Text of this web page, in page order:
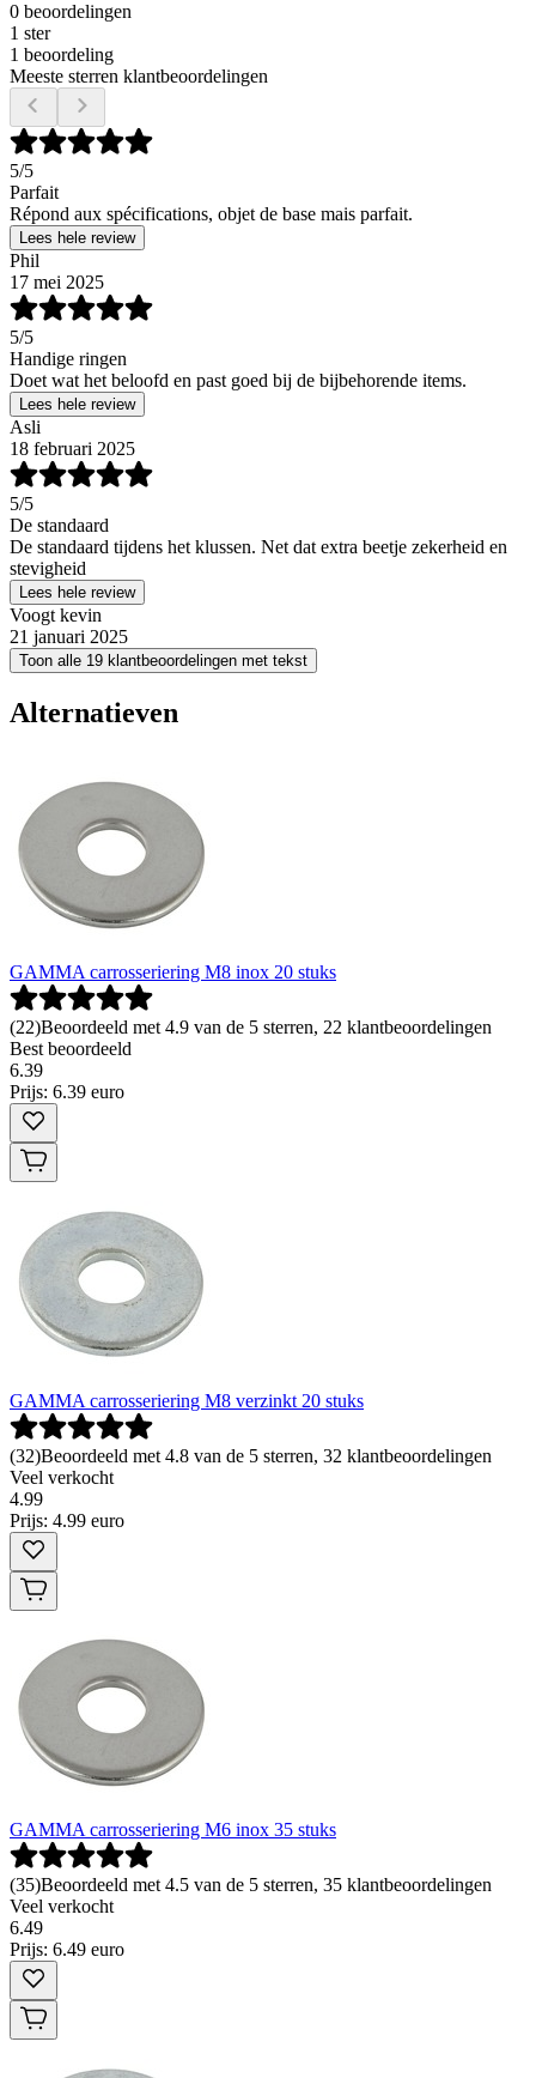
0 beoordelingen
1 ster
1 beoordeling
Meeste sterren klantbeoordelingen
5/5
Parfait
Répond aux spécifications, objet de base mais parfait.
Lees hele review
Phil
17 mei 2025
5/5
Handige ringen
Doet wat het beloofd en past goed bij de bijbehorende items.
Lees hele review
Asli
18 februari 2025
5/5
De standaard
De standaard tijdens het klussen. Net dat extra beetje zekerheid en
stevigheid
Lees hele review
Voogt kevin
21 januari 2025
Toon alle 19 klantbeoordelingen met tekst
Alternatieven
GAMMA carrosseriering M8 inox 20 stuks
(22)Beoordeeld met 4.9 van de 5 sterren, 22 klantbeoordelingen
Best beoordeeld
6.39
Prijs: 6.39 euro
GAMMA carrosseriering M8 verzinkt 20 stuks
(32)Beoordeeld met 4.8 van de 5 sterren, 32 klantbeoordelingen
Veel verkocht
4.99
Prijs: 4.99 euro
GAMMA carrosseriering M6 inox 35 stuks
(35)Beoordeeld met 4.5 van de 5 sterren, 35 klantbeoordelingen
Veel verkocht
6.49
Prijs: 6.49 euro